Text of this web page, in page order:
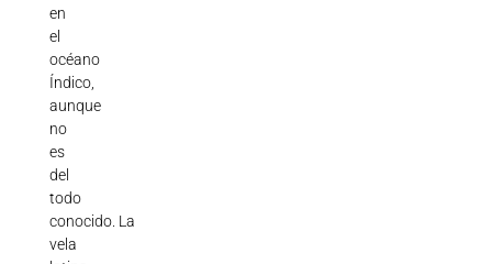
en
el
océano
Índico,
aunque
no
es
del
todo
conocido. La
vela